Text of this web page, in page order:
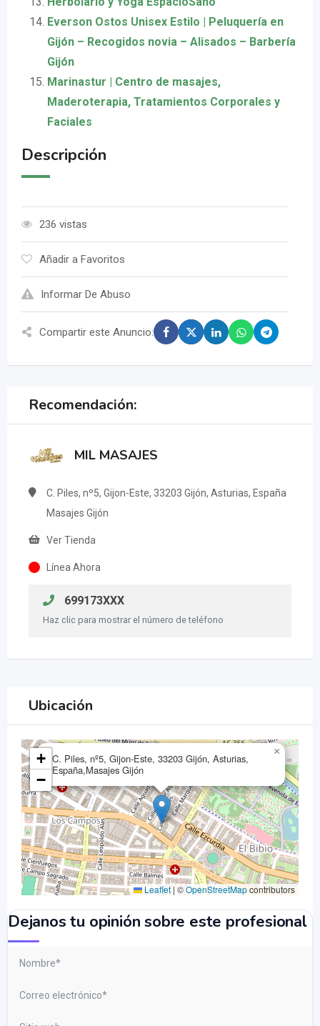
Everson Ostos Unisex Estilo | Peluquería en
Gijón – Recogidos novia – Alisados – Barbería
Gijón
Marinastur | Centro de masajes,
Maderoterapia, Tratamientos Corporales y
Faciales
Descripción
236 vistas
Añadir a Favoritos
Informar De Abuso
Compartir este Anuncio:
Recomendación:
MIL MASAJES
C. Piles, nº5, Gijon-Este, 33203 Gijón, Asturias, España
Masajes Gijón
Ver Tienda
Línea Ahora
699173XXX
Haz clic para mostrar el número de teléfono
Ubicación
C. Piles, nº5, Gijon-Este, 33203 Gijón, Asturias,
España,Masajes Gijón
×
+
−
Leaflet |©OpenStreetMapcontributors
Dejanos tu opinión sobre este profesional